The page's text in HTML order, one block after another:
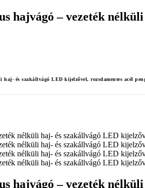
hajvágó – vezeték
és szakállvágó LED kijelzővel, rozsdamentes acél
hajvágó – vezeték